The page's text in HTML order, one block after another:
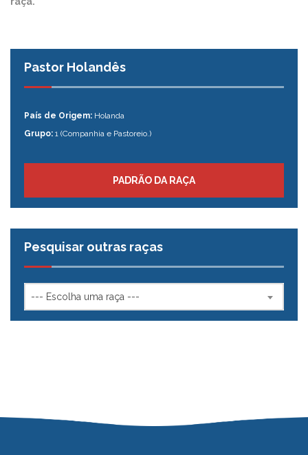
Pastor Holandês
País de Origem: Holanda
Grupo: 1 (Companhia e Pastoreio.)
PADRÃO DA RAÇA
Pesquisar outras raças
--- Escolha uma raça ---